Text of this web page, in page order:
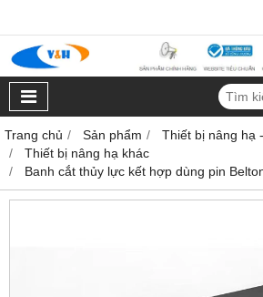
Trang chủ Sản phẩm
Thiết bị nâng hạ
Thiết bị nâng hạ khác
Banh cắt thủy lực kết hợp dùng pin